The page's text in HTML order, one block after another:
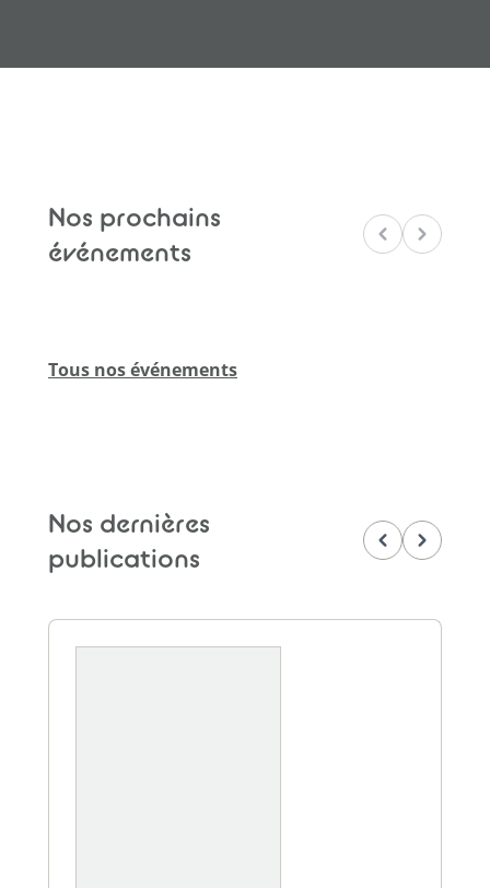
Nos prochains
événements
Précédent
Suivant
Tous nos événements
Nos dernières
publications
Précédent
Suivant